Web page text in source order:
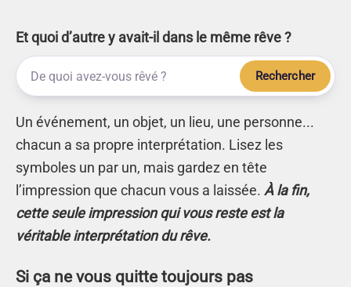
Et quoi d’autre y avait-il dans le même rêve ?
Rechercher
Un événement, un objet, un lieu, une personne...
chacun a sa propre interprétation. Lisez les
symboles un par un, mais gardez en tête
l’impression que chacun vous a laissée. À la fin,
cette seule impression qui vous reste est la
véritable interprétation du rêve.
Si ça ne vous quitte toujours pas